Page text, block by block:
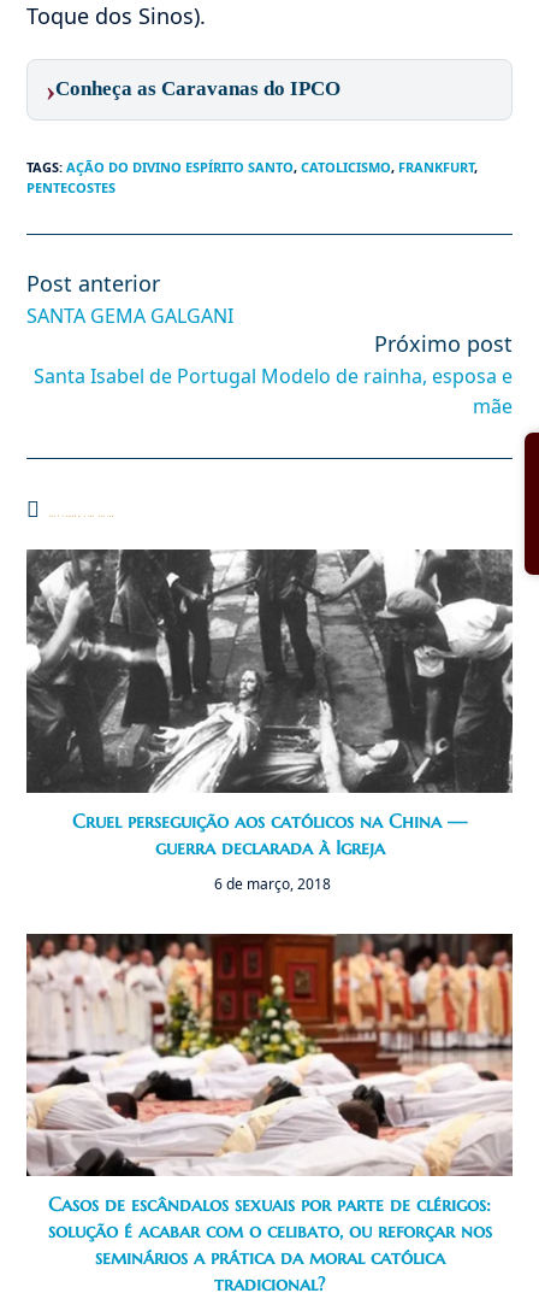
Toque dos Sinos).
›Conheça as Caravanas do IPCO
TAGS:AÇÃO DO DIVINO ESPÍRITO SANTO, CATOLICISMO, FRANKFURT,
PENTECOSTES
Leia
mais
artigos
Post anterior
SANTA GEMA GALGANI
Próximo post
Santa Isabel de Portugal Modelo de rainha, esposa e
mãe
Você também pode gostar
Cruel perseguição aos católicos na China —
guerra declarada à Igreja
6 de março, 2018
Casos de escândalos sexuais por parte de clérigos:
solução é acabar com o celibato, ou reforçar nos
seminários a prática da moral católica
tradicional?